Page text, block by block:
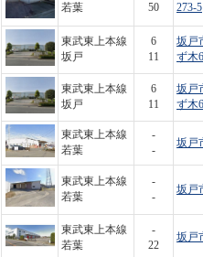
若葉
50
273-5
東武東上本線
坂戸
6
11
坂戸
ず木
東武東上本線
坂戸
6
11
坂戸
ず木
東武東上本線
若葉
-
-
坂戸
東武東上本線
若葉
-
-
坂戸
東武東上本線
若葉
-
22
坂戸